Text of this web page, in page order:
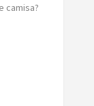
camisa?